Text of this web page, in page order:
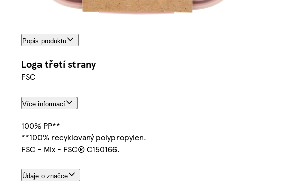
Popis produktu
Loga třetí strany
FSC
Více informací
100% PP**
**100% recyklovaný polypropylen.
FSC - Mix - FSC® C150166.
Údaje o značce